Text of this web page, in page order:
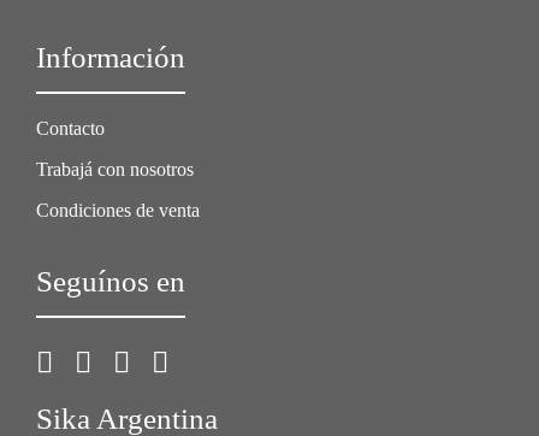
Información
Contacto
Trabajá con nosotros
Condiciones de venta
Seguínos en
Sika Argentina